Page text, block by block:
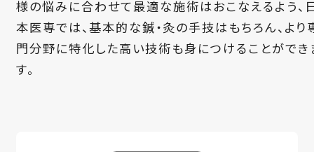
様の悩みに合わせて最適な施術はおこなえるよう、
本医専では、基本的な鍼・灸の手技はもちろん、より
門分野に特化した高い技術も身につけることができ
す。